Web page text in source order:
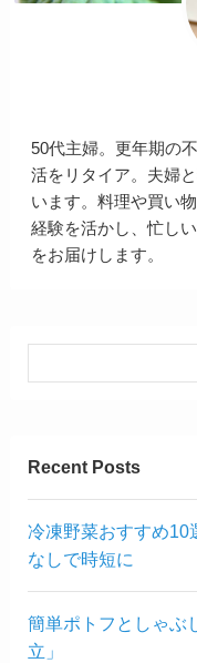
50代主婦。更年期の
活をリタイア。夫婦
います。料理や買い
経験を活かし、忙し
をお届けします。
Recent Posts
冷凍野菜おすすめ10
なしで時短に
簡単ポトフとしゃぶ
立」